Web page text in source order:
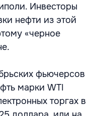
Инвесторы
нефти из этой
«черное
фьючерсов
марки WTI
торгах в